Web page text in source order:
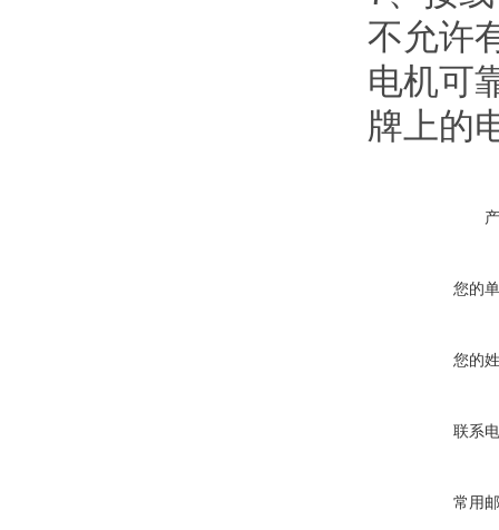
不允许
电机可
牌上的
您的
您的
联系
常用